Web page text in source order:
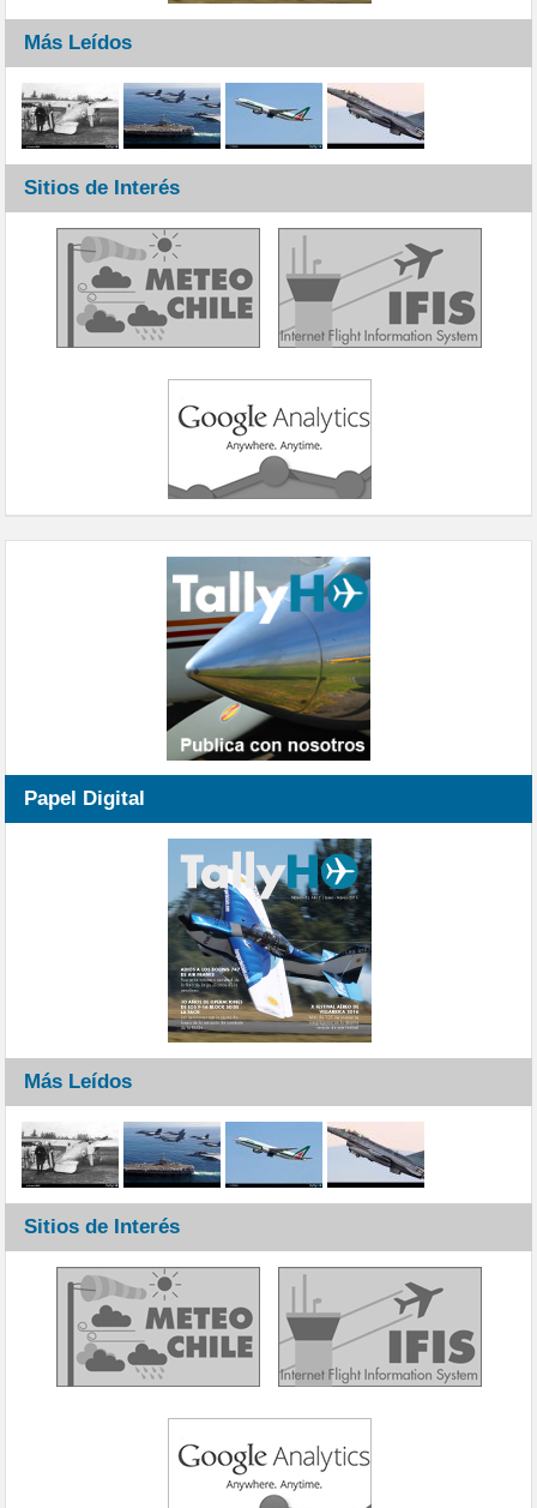
Más Leídos
Sitios de Interés
Papel Digital
Más Leídos
Sitios de Interés